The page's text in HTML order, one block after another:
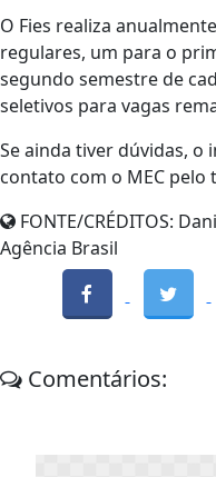
O Fies realiza
regulares, um para o
segundo semestre de
seletivos para vagas
Se ainda tiver dúvidas,
contato com o MEC pelo
FONTE/CRÉDITOS:
Agência Brasil
Comentários: